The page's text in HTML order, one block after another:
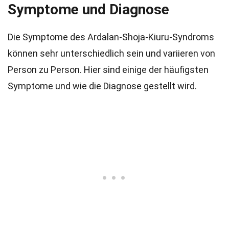
Symptome und Diagnose
Die Symptome des Ardalan-Shoja-Kiuru-Syndroms
können sehr unterschiedlich sein und variieren von
Person zu Person. Hier sind einige der häufigsten
Symptome und wie die Diagnose gestellt wird.